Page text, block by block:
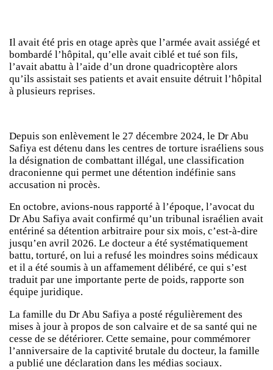
Il avait été pris en otage après que l’armée avait assiégé et
bombardé l’hôpital, qu’elle avait ciblé et tué son fils,
l’avait abattu à l’aide d’un drone quadricoptère alors
qu’ils assistait ses patients et avait ensuite détruit l’hôpital
à plusieurs reprises.
Depuis son enlèvement le 27 décembre 2024, le Dr Abu
Safiya est détenu dans les centres de torture israéliens sous
la désignation de combattant illégal, une classification
draconienne qui permet une détention indéfinie sans
accusation ni procès.
En octobre, avions-nous rapporté à l’époque, l’avocat du
Dr Abu Safiya avait confirmé qu’un tribunal israélien avait
entériné sa détention arbitraire pour six mois, c’est-à-dire
jusqu’en avril 2026. Le docteur a été systématiquement
battu, torturé, on lui a refusé les moindres soins médicaux
et il a été soumis à un affamement délibéré, ce qui s’est
traduit par une importante perte de poids, rapporte son
équipe juridique.
La famille du Dr Abu Safiya a posté régulièrement des
mises à jour à propos de son calvaire et de sa santé qui ne
cesse de se détériorer. Cette semaine, pour commémorer
l’anniversaire de la captivité brutale du docteur, la famille
a publié une déclaration dans les médias sociaux.